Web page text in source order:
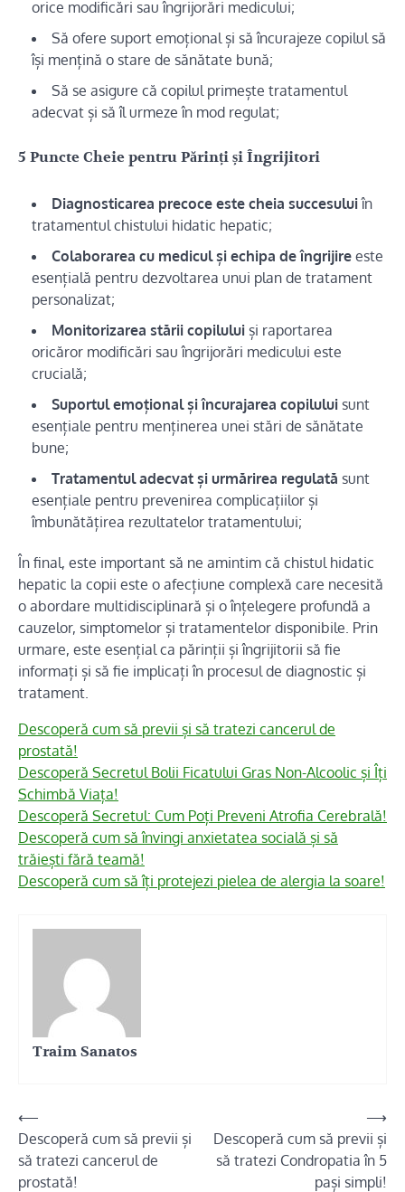
orice modificări sau îngrijorări medicului;
Să ofere suport emoțional și să încurajeze copilul să
își mențină o stare de sănătate bună;
Să se asigure că copilul primește tratamentul
adecvat și să îl urmeze în mod regulat;
5 Puncte Cheie pentru Părinți și Îngrijitori
Diagnosticarea precoce este cheia succesuluiîn
tratamentul chistului hidatic hepatic;
Colaborarea cu medicul și echipa de îngrijire este
esențială pentru dezvoltarea unui plan de tratament
personalizat;
Monitorizarea stării copilului și raportarea
oricăror modificări sau îngrijorări medicului este
crucială;
Suportul emoțional și încurajarea copilului sunt
esențiale pentru menținerea unei stări de sănătate
bune;
Tratamentul adecvat și urmărirea regulată sunt
esențiale pentru prevenirea complicațiilor și
îmbunătățirea rezultatelor tratamentului;
În final, este important să ne amintim că chistul hidatic
hepatic la copii este o afecțiune complexă care necesită
o abordare multidisciplinară și o înțelegere profundă a
cauzelor, simptomelor și tratamentelor disponibile. Prin
urmare, este esențial ca părinții și îngrijitorii să fie
informați și să fie implicați în procesul de diagnostic și
tratament.
Descoperă cum să previi și să tratezi cancerul de
prostată!
Descoperă Secretul Bolii Ficatului Gras Non-Alcoolic și Îți
Schimbă Viața!
Descoperă Secretul: Cum Poți Preveni Atrofia Cerebrală!
Descoperă cum să învingi anxietatea socială și să
trăiești fără teamă!
Descoperă cum să îți protejezi pielea de alergia la soare!
Traim Sanatos
Navigare
în
articole
⟵
Descoperă cum să previi și
să tratezi cancerul de
prostată!
Descoperă cum să previi și
să tratezi Condropatia în 5
pași simpli!
⟶